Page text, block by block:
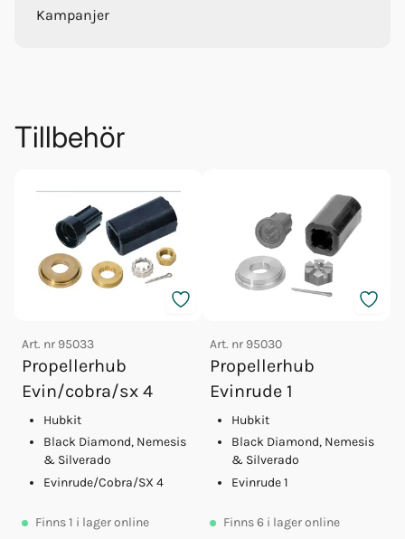
Kampanjer
Tillbehör
Art. nr 95033
Propellerhub
Evin/cobra/sx 4
Hubkit
Black Diamond, Nemesis
& Silverado
Evinrude/Cobra/SX 4
Finns1 i lager online
Art. nr 95030
Propellerhub
Evinrude 1
Hubkit
Black Diamond, Nemesis
& Silverado
Evinrude 1
Finns6 i lager online